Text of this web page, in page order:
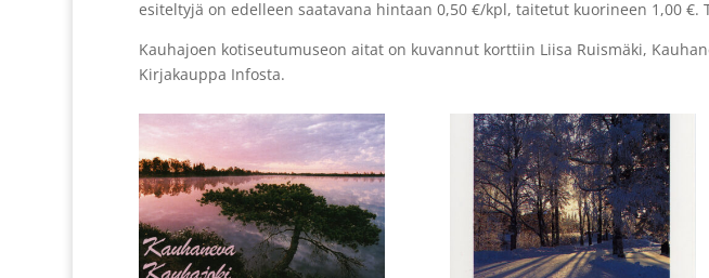
esiteltyjä on edelleen saatavana hintaan 0,50 €/kpl, taitetut kuorineen 1,00
Kauhajoen kotiseutumuseon aitat on kuvannut korttiin Liisa Ruismäki,
Kirjakauppa Infosta.